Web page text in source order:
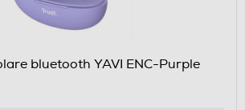
bluetooth YAVI ENC-Purple